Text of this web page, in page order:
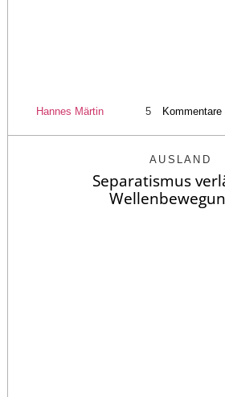
Hannes Märtin 5
AUSLAND
Separatismus